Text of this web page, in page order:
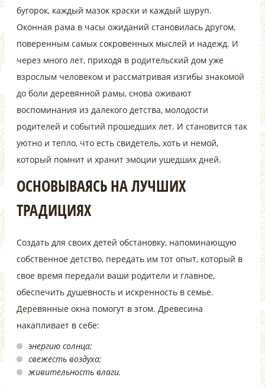
бугорок, каждый мазок краски и каждый шуруп.
Оконная рама в часы ожиданий становилась другом,
поверенным самых сокровенных мыслей и надежд. И
через много лет, приходя в родительский дом уже
взрослым человеком и рассматривая изгибы знакомой
до боли деревянной рамы, снова оживают
воспоминания из далекого детства, молодости
родителей и событий прошедших лет. И становится так
уютно и тепло, что есть свидетель, хоть и немой,
который помнит и хранит эмоции ушедших дней.
ОСНОВЫВАЯСЬ НА ЛУЧШИХ
ТРАДИЦИЯХ
Создать для своих детей обстановку, напоминающую
собственное детство, передать им тот опыт, который в
свое время передали ваши родители и главное,
обеспечить душевность и искренность в семье.
Деревянные окна помогут в этом. Древесина
накапливает в себе:
энергию солнца;
свежесть воздуха;
живительность влаги.